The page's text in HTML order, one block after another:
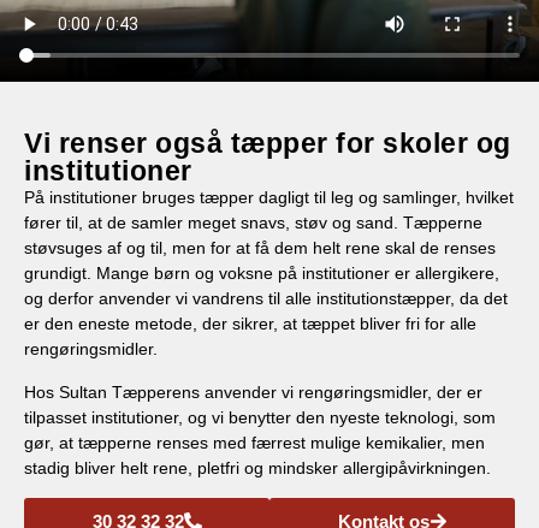
Vi renser også tæpper for skoler og
institutioner
På institutioner bruges tæpper dagligt til leg og samlinger, hvilket
fører til, at de samler meget snavs, støv og sand. Tæpperne
støvsuges af og til, men for at få dem helt rene skal de renses
grundigt. Mange børn og voksne på institutioner er allergikere,
og derfor anvender vi vandrens til alle institutionstæpper, da det
er den eneste metode, der sikrer, at tæppet bliver fri for alle
rengøringsmidler.
Hos Sultan Tæpperens anvender vi rengøringsmidler, der er
tilpasset institutioner, og vi benytter den nyeste teknologi, som
gør, at tæpperne renses med færrest mulige kemikalier, men
stadig bliver helt rene, pletfri og mindsker allergipåvirkningen.
30 32 32 32 Kontakt os